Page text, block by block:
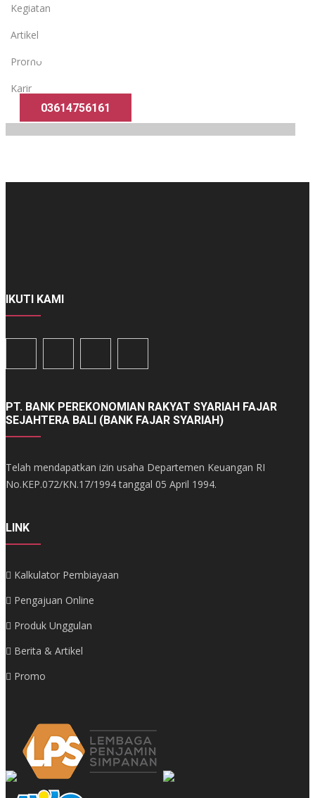
Kegiatan
Artikel
Promo
Karir
Yuk Gabung
03614756161
IKUTI KAMI
PT. BANK PEREKONOMIAN RAKYAT SYARIAH FAJAR
SEJAHTERA BALI (BANK FAJAR SYARIAH)
Telah mendapatkan izin usaha Departemen Keuangan RI
No.KEP.072/KN.17/1994 tanggal 05 April 1994.
LINK
Kalkulator Pembiayaan
Pengajuan Online
Produk Unggulan
Berita & Artikel
Promo